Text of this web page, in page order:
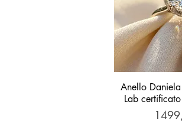
Vista
Anello
Lab